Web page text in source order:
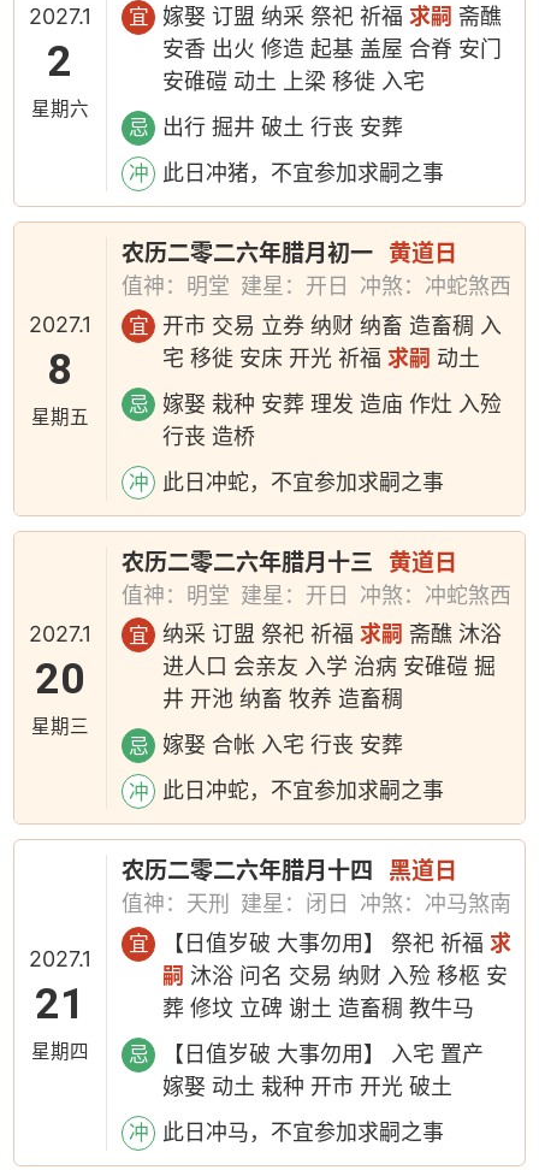
2027.1
2
星期六
宜 嫁娶 订盟 纳采 祭祀 祈福求嗣 斋醮
安香 出火 修造 起基 盖屋 合脊 安门
安碓磑 动土 上梁 移徙 入宅
忌 出行 掘井 破土 行丧 安葬
冲 此日冲猪，不宜参加求嗣之事
2027.1
8
星期五
农历二零二六年腊月初一 黄道日
值神：明堂 建星：开日 冲煞：冲蛇煞西
宜
开市 交易 立券 纳财 纳畜 造畜稠 入
宅 移徙 安床 开光 祈福求嗣 动土
忌
嫁娶 栽种 安葬 理发 造庙 作灶 入殓
行丧 造桥
冲 此日冲蛇，不宜参加求嗣之事
2027.1
20
星期三
农历二零二六年腊月十三 黄道日
值神：明堂 建星：开日 冲煞：冲蛇煞西
宜 纳采 订盟 祭祀 祈福求嗣 斋醮 沐浴
进人口 会亲友 入学 治病 安碓磑 掘
井 开池 纳畜 牧养 造畜稠
忌 嫁娶 合帐 入宅 行丧 安葬
冲 此日冲蛇，不宜参加求嗣之事
2027.1
21
星期四
农历二零二六年腊月十四 黑道日
值神：天刑 建星：闭日 冲煞：冲马煞南
宜 【日值岁破 大事勿用】 祭祀 祈福求
嗣 沐浴 问名 交易 纳财 入殓 移柩 安
葬 修坟 立碑 谢土 造畜稠 教牛马
忌
【日值岁破 大事勿用】 入宅 置产
嫁娶 动土 栽种 开市 开光 破土
冲 此日冲马，不宜参加求嗣之事